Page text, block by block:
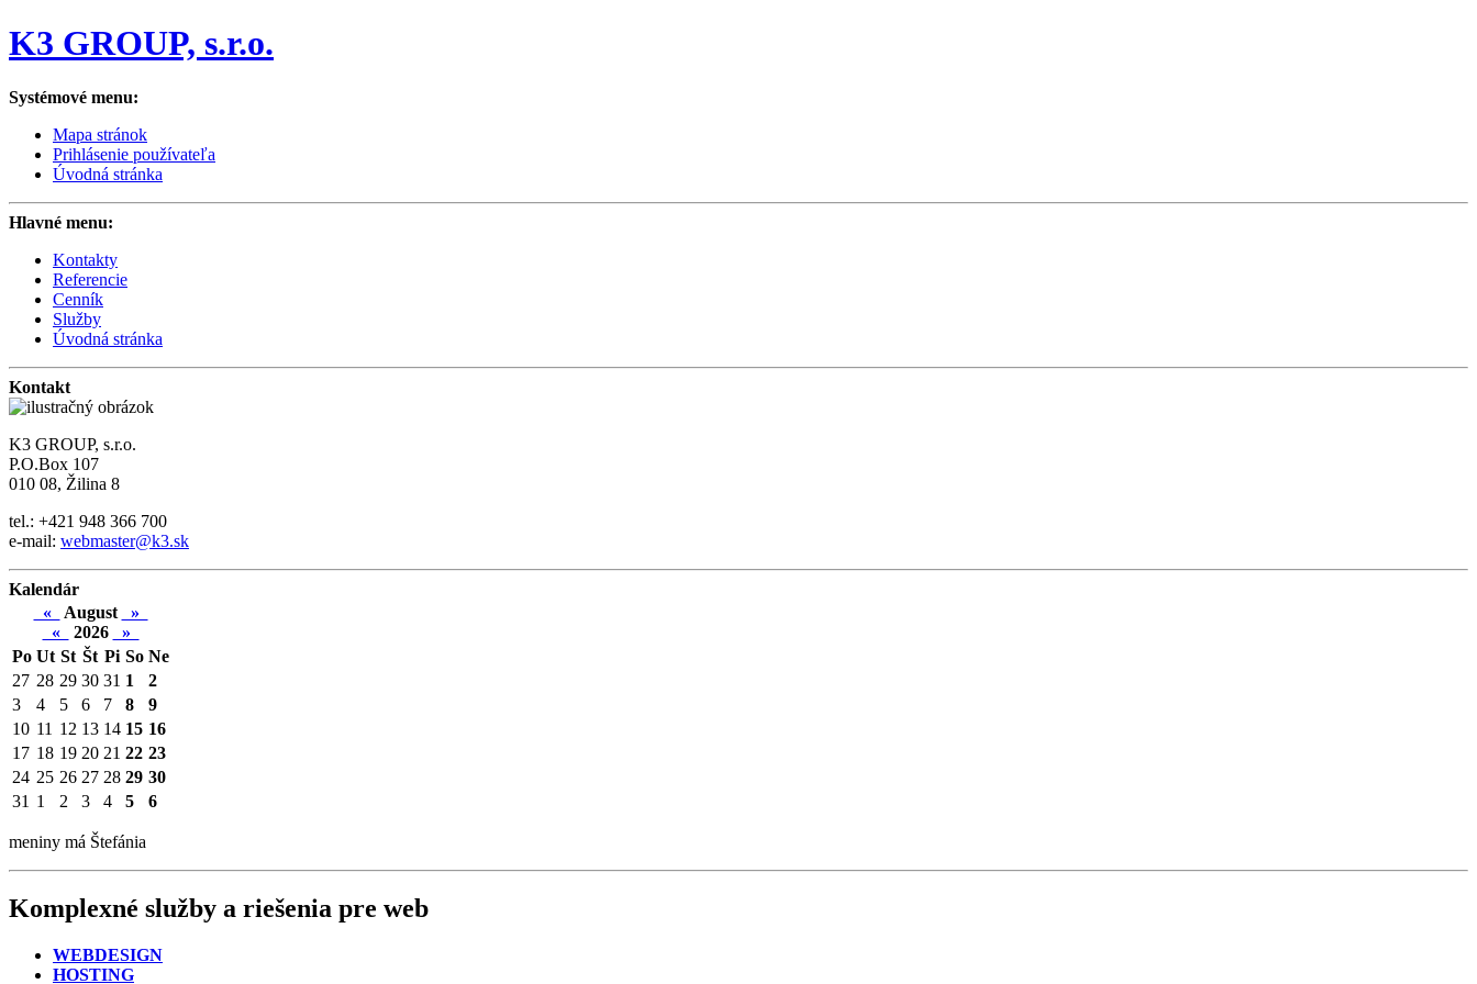
K3 GROUP, s.r.o.
Systémové menu:
Mapa stránok
Prihlásenie používateľa
Úvodná stránka
Hlavné menu:
Kontakty
Referencie
Cenník
Služby
Úvodná stránka
Kontakt
K3 GROUP, s.r.o.
P.O.Box 107
010 08, Žilina 8
tel.: +421 948 366 700
e-mail: webmaster@k3.sk
Kalendár
«
August
»
«
2026
»
Po Ut St Št Pi So Ne
27 28 29 30 31 1
2
3
4 5 6 7 8
9
10 11 12 13 14 15 16
17 18 19 20 21 22 23
24 25 26 27 28 29 30
31 1 2 3 4 5 6
meniny má Štefánia
Komplexné služby a riešenia pre web
WEBDESIGN
HOSTING